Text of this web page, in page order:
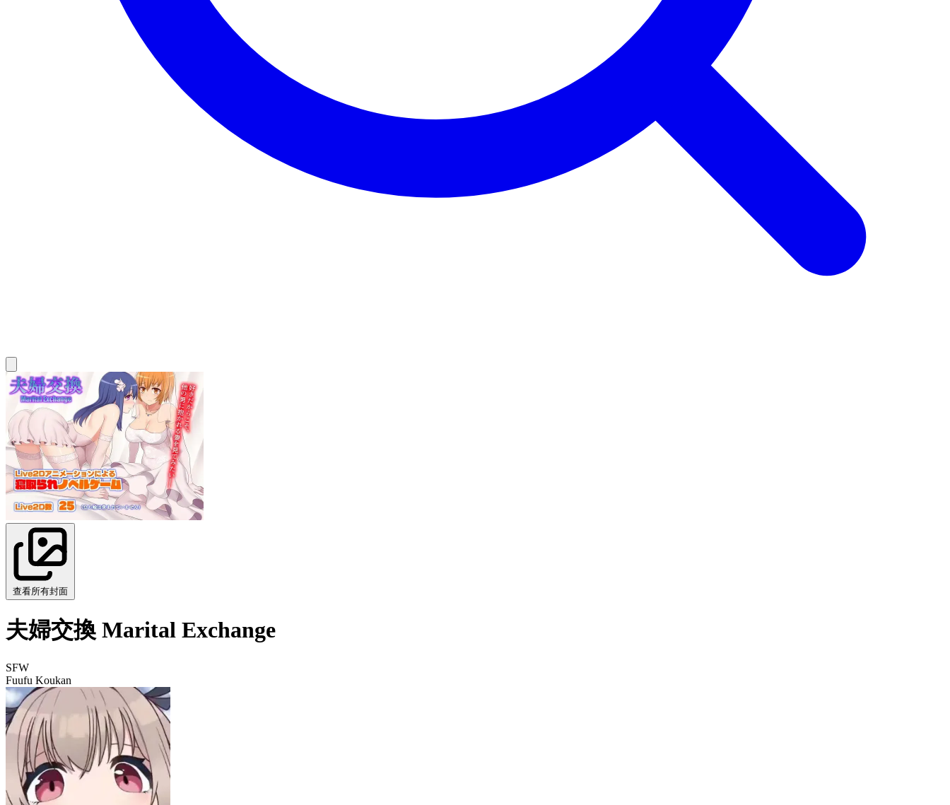
查看所有封面
夫婦交換 Marital Exchange
SFW
Fuufu Koukan